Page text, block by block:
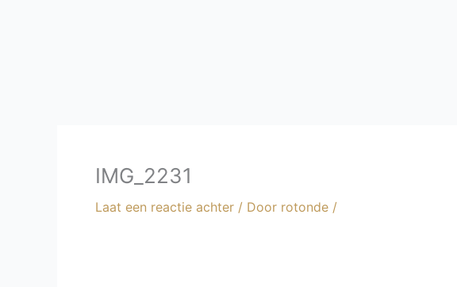
IMG_2231
Laat een reactie achter / Door rotonde /